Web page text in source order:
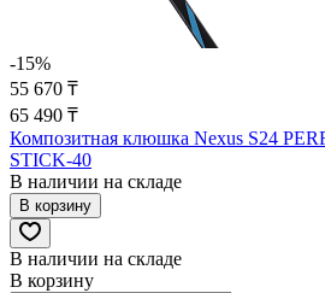
-15%
55 670 ₸
65 490 ₸
Композитная клюшка Nexus S24
STICK-40
В наличии на складе
В корзину
В наличии на складе
В корзину